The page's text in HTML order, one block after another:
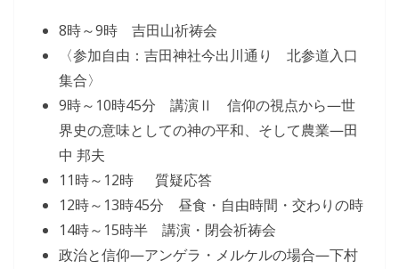
8時～9時 吉田山祈祷会
〈参加自由：吉田神社今出川通り 北参道入口
集合〉
9時～10時45分 講演Ⅱ 信仰の視点から―世
界史の意味としての神の平和、そして農業―田
中 邦夫
11時～12時 質疑応答
12時～13時45分 昼食・自由時間・交わりの時
14時～15時半 講演・閉会祈祷会
政治と信仰―アンゲラ・メルケルの場合―下村